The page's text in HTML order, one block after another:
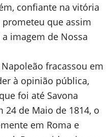
confiante na vitória
que assim
imagem de Nossa
fracassou em
à opinião pública,
foi até Savona
24 de Maio de 1814, o
em Roma e